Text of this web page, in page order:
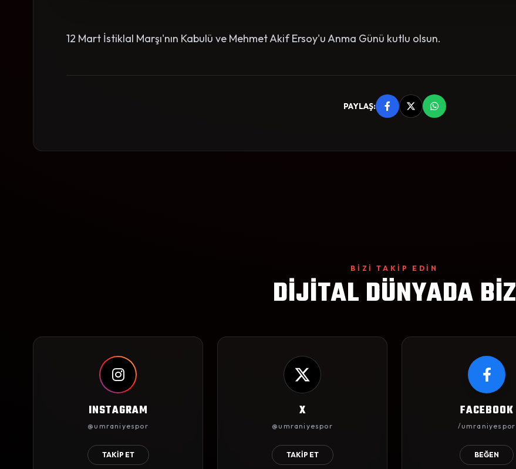
12 Mart İstiklal Marşı'nın Kabulü ve Mehmet Akif Ersoy'u Anma Günü kutlu olsun.
PAYLAŞ:
BİZİ TAKİP EDİN
DİJİTAL DÜNYADA BİZ
INSTAGRAM
@umraniyespor
TAKİP ET
X
@umraniyespor
TAKİP ET
FACEBOOK
/umraniyespor
BEĞEN